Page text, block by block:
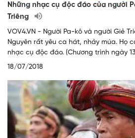
Những nhạc cụ độc đáo của người
Triêng
VOV4.VN - Người Pa-kô và người Giẻ
Nguyên rất yêu ca hát, nhảy múa. Họ
nhạc cụ độc đáo. (Chương trình ngày
18/07/2018